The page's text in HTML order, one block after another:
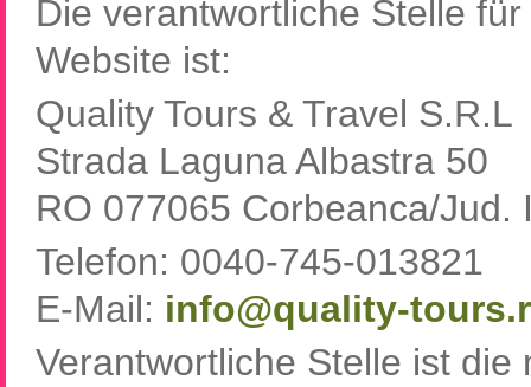
Die verantwortliche Stelle
Website ist:
Quality Tours & Travel S.R.L
Strada Laguna Albastra 50
RO 077065 Corbeanca/Jud.
Telefon: 0040-745-013821
E-Mail: info
quality-
Verantwortliche Stelle ist